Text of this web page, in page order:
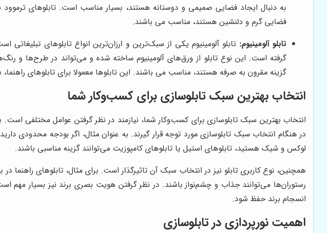
به دنبال ایجاد فضایی صمیمی و دوستانه هستند، بسیار مناسب است. تابلوهای
فضایی گرم و دلنشین هستند، مناسب می باشند.
تابلو آلومینیوم: تابلو آلومینیوم یکی از سبک‌ترین و ارزان‌ترین انواع تابلوهای
گرفته است. این نوع تابلو از ورق‌های آلومینیوم ساخته شده و می‌تواند در طرح‌ها و
گزینه مقرون به صرفه هستند، مناسب می باشند. این تابلوها معمولا برای تابلوهای
انتخاب بهترین سبک تابلوسازی برای کسب‌وکار شما
انتخاب بهترین سبک تابلوسازی برای کسب‌وکار شما، نیازمند در نظر گرفتن عوامل مختلفی
در هنگام انتخاب سبک تابلوسازی مورد توجه قرار گیرند. به عنوان مثال، اگر بودجه محدودی
لوکس و شیک هستید، تابلوهای استیل یا تابلوهای کامپوزیت می‌توانند گزینه مناسبی باشند.
همچنین، نوع کاربری تابلو نیز در انتخاب سبک آن تاثیرگذار است. برای مثال، تابلوهای راهنما
رستوران‌ها می‌توانند جذاب و چشم‌نواز باشند. در نظر گرفتن هویت بصری برند نیز بسیار
انسجام برند حفظ شود.
اهمیت نورپردازی در تابلوسازی